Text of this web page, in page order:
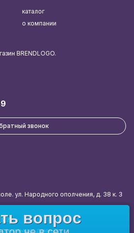
звонок
ул. Народного ополчения, д. 38 к. 3
данных
каталог
о компании
BRENDLOGO.
вопрос